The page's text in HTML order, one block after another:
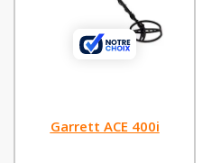
Garrett ACE 400i